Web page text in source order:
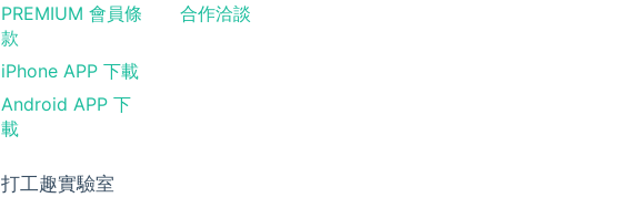
PREMIUM 會員條
款
iPhone APP 下載
Android APP 下
載
打工趣實驗室
合作洽談